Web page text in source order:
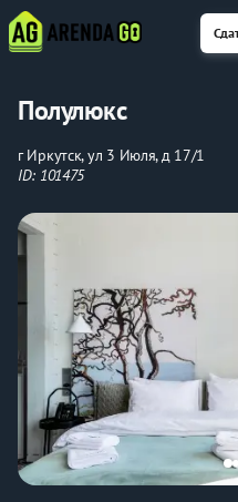
Полулюкс
г Иркутск, ул 3 Июля, д 17/1
ID: 101475